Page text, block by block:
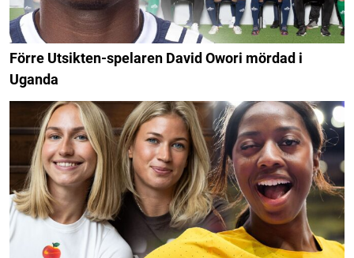
Förre Utsikten-spelaren David Owori mördad i
Uganda